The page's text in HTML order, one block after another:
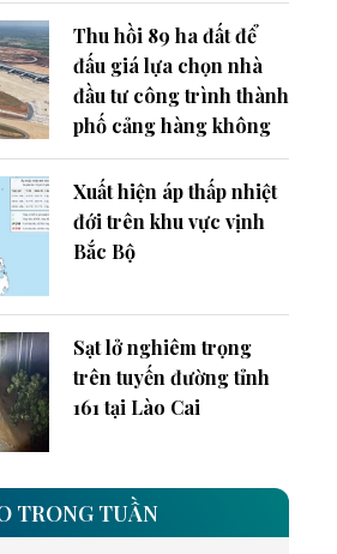
Thu hồi 89 ha đất để
đấu giá lựa chọn nhà
đầu tư công trình thành
phố cảng hàng không
Xuất hiện áp thấp nhiệt
đới trên khu vực vịnh
Bắc Bộ
Sạt lở nghiêm trọng
trên tuyến đường tỉnh
161 tại Lào Cai
TRONG TUẦN